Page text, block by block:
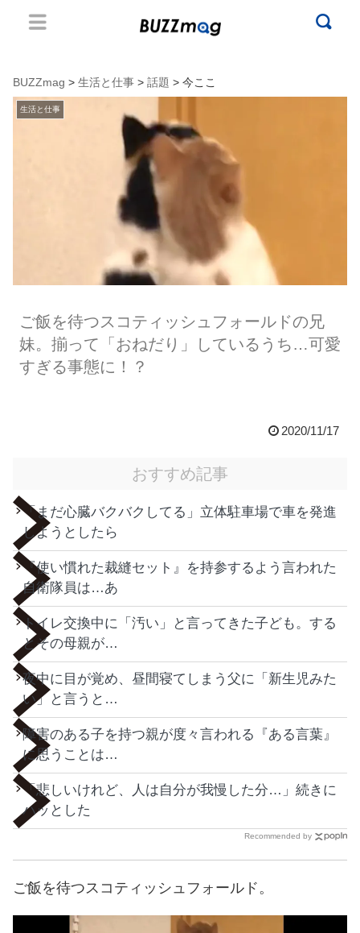
BUZZmag > 生活と仕事 > 話題 > 今ここ
生活と仕事
ご飯を待つスコティッシュフォールドの兄
妹。揃って「おねだり」しているうち…可愛
すぎる事態に！？
2020/11/17
おすすめ記事
「まだ心臓バクバクしてる」立体駐車場で車を発進
しようとしたら
『使い慣れた裁縫セット』を持参するよう言われた
自衛隊員は…あ
トイレ交換中に「汚い」と言ってきた子ども。する
とその母親が…
夜中に目が覚め、昼間寝てしまう父に「新生児みた
い」と言うと…
障害のある子を持つ親が度々言われる『ある言葉』
に思うことは…
「悲しいけれど、人は自分が我慢した分…」続きに
ハッとした
Recommended by
ご飯を待つスコティッシュフォールド。